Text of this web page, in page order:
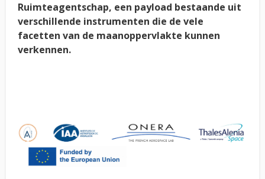
Ruimteagentschap, een payload bestaande uit
verschillende instrumenten die de vele
facetten van de maanoppervlakte kunnen
verkennen.